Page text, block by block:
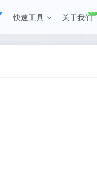
快速工具 关于我们+1